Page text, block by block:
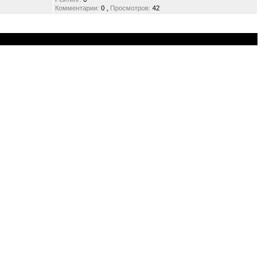
Комментарии: 0 , Просмотров: 42